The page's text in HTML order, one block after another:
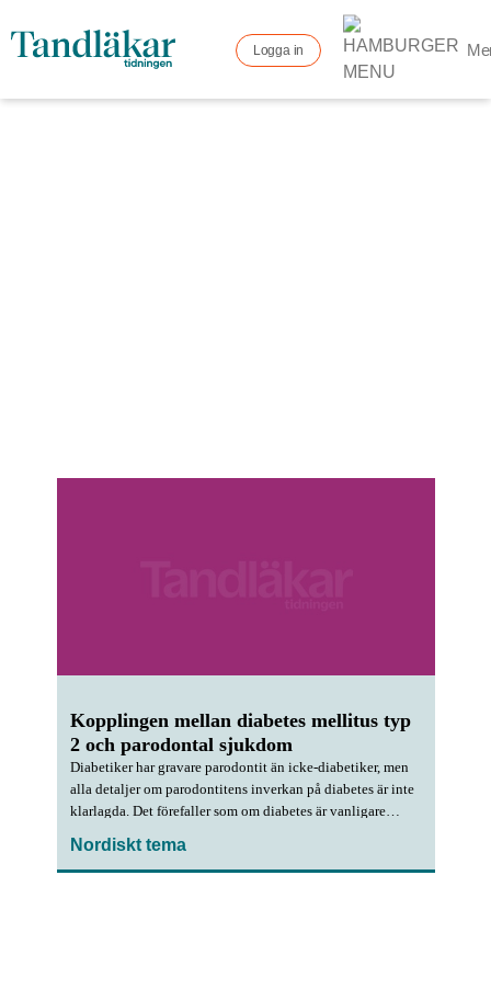
Logga in
Kopplingen mellan diabetes mellitus typ
2 och parodontal sjukdom
Diabetiker har gravare parodontit än icke-diabetiker, men
alla detaljer om parodontitens inverkan på diabetes är inte
klarlagda. Det förefaller som om diabetes är vanligare
med god parodontal hälsa.
Nordiskt tema